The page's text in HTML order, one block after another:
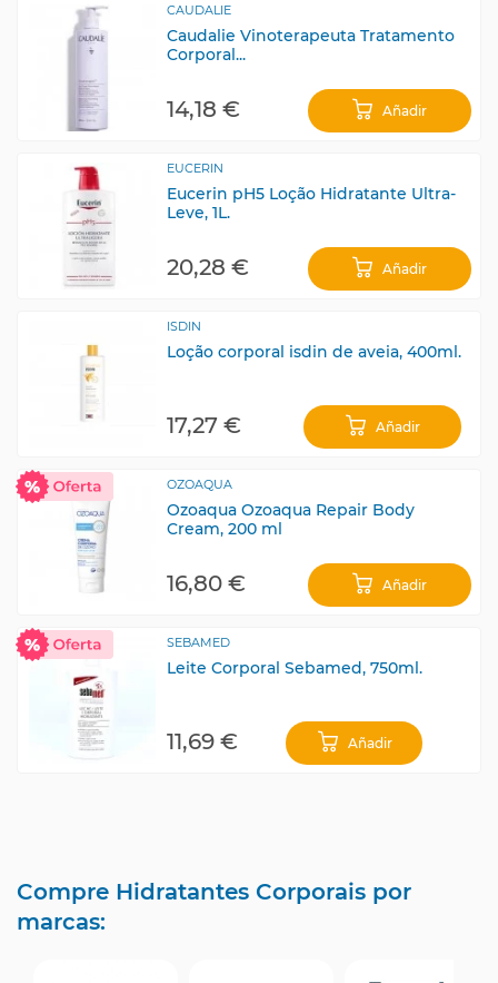
CAUDALIE
Caudalie Vinoterapeuta Tratamento
Corporal...
14,18 € Añadir
EUCERIN
Eucerin pH5 Loção Hidratante Ultra-
Leve, 1L.
20,28 € Añadir
ISDIN
Loção corporal isdin de aveia, 400ml.
17,27 € Añadir
OZOAQUA
Ozoaqua Ozoaqua Repair Body
Cream, 200 ml
16,80 € Añadir
SEBAMED
Leite Corporal Sebamed, 750ml.
11,69 € Añadir
Compre Hidratantes Corporais por
marcas: